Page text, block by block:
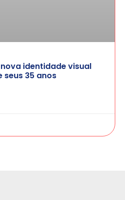
identidade visual
seus 35 anos